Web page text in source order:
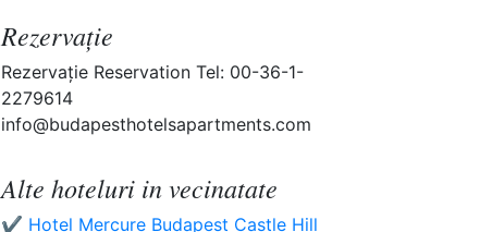
Rezervaţie
Rezervaţie Reservation Tel: 00-36-1-
2279614
info@budapesthotelsapartments.com
Alte hoteluri in vecinatate
✔️ Hotel Mercure Budapest Castle Hill